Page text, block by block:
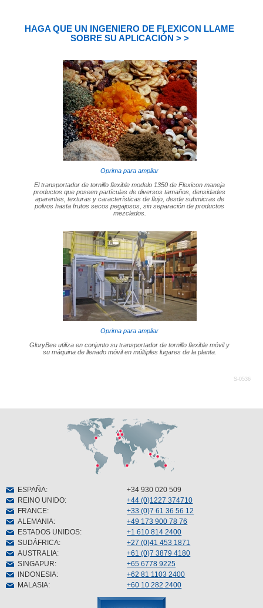
HAGA QUE UN INGENIERO DE FLEXICON LLAME
SOBRE SU APLICACIÓN > >
Oprima para ampliar
El transportador de tornillo flexible modelo 1350 de Flexicon maneja
productos que poseen partículas de diversos tamaños, densidades
aparentes, texturas y características de flujo, desde submicras de
polvos hasta frutos secos pegajosos, sin separación de productos
mezclados.
Oprima para ampliar
GloryBee utiliza en conjunto su transportador de tornillo flexible móvil y
su máquina de llenado móvil en múltiples lugares de la planta.
S-0536
ESPAÑA:
+34 930 020 509
REINO UNIDO:
+44 (0)1227 374710
FRANCE:
+33 (0)7 61 36 56 12
ALEMANIA:
+49 173 900 78 76
ESTADOS UNIDOS:
+1 610 814 2400
SUDÁFRICA:
+27 (0)41 453 1871
AUSTRALIA:
+61 (0)7 3879 4180
SINGAPUR:
+65 6778 9225
INDONESIA:
+62 81 1103 2400
MALASIA: +60 10 282 2400